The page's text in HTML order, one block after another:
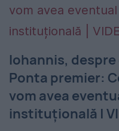
Iohannis,
Ponta premier:
vom avea
instituțională |